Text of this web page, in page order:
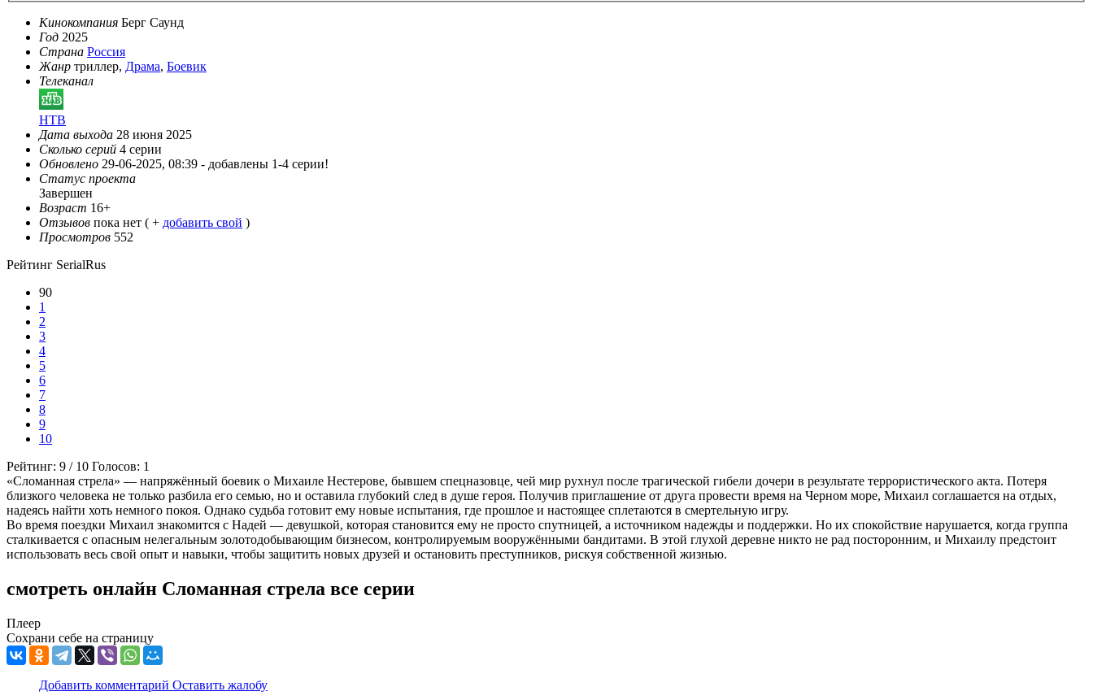
Кинокомпания Берг Саунд
Год 2025
Страна Россия
Жанр триллер, Драма, Боевик
Телеканал
НТВ
Дата выхода 28 июня 2025
Сколько серий 4 серии
Обновлено 29-06-2025, 08:39 - добавлены 1-4 серии!
Статус проекта
Завершен
Возраст 16+
Отзывов пока нет ( + добавить свой )
Просмотров 552
Рейтинг SerialRus
90
1
2
3
4
5
6
7
8
9
10
Рейтинг: 9 / 10 Голосов: 1
«Сломанная стрела» — напряжённый боевик о Михаиле Нестерове, бывшем спецназовце, чей мир рухнул после трагической гибели дочери в результате террористического акта. Потеря
близкого человека не только разбила его семью, но и оставила глубокий след в душе героя. Получив приглашение от друга провести время на Черном море, Михаил соглашается на отдых,
надеясь найти хоть немного покоя. Однако судьба готовит ему новые испытания, где прошлое и настоящее сплетаются в смертельную игру.
Во время поездки Михаил знакомится с Надей — девушкой, которая становится ему не просто спутницей, а источником надежды и поддержки. Но их спокойствие нарушается, когда группа
сталкивается с опасным нелегальным золотодобывающим бизнесом, контролируемым вооружёнными бандитами. В этой глухой деревне никто не рад посторонним, и Михаилу предстоит
использовать весь свой опыт и навыки, чтобы защитить новых друзей и остановить преступников, рискуя собственной жизнью.
смотреть онлайн Сломанная стрела все серии
Плеер
Сохрани себе на страницу
Добавить комментарий Оставить жалобу